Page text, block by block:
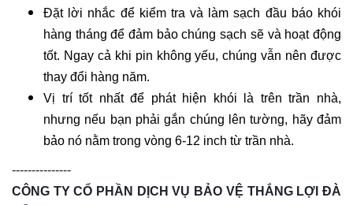
Đặt lời nhắc để kiểm tra và làm sạch đầu báo khói
hàng tháng để đảm bảo chúng sạch sẽ và hoạt động
tốt. Ngay cả khi pin không yếu, chúng vẫn nên được
thay đổi hàng năm.
Vị trí tốt nhất để phát hiện khói là trên trần nhà,
nhưng nếu bạn phải gắn chúng lên tường, hãy đảm
bảo nó nằm trong vòng 6-12 inch từ trần nhà.
---------------
CÔNG TY CỔ PHẦN DỊCH VỤ BẢO VỆ THẮNG LỢI ĐÀ